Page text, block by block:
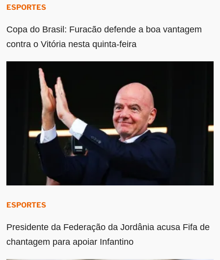
ESPORTES
Copa do Brasil: Furacão defende a boa vantagem
contra o Vitória nesta quinta-feira
ESPORTES
Presidente da Federação da Jordânia acusa Fifa de
chantagem para apoiar Infantino